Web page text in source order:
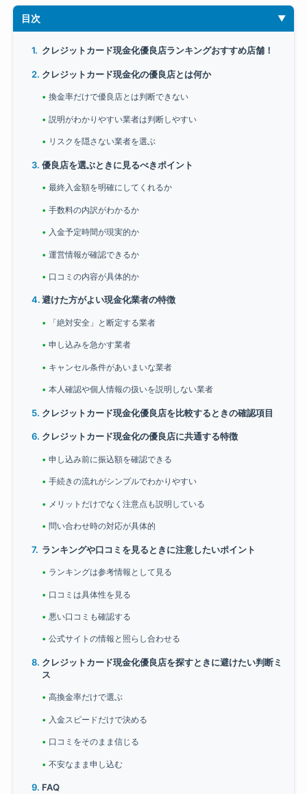
目次
クレジットカード現金化優良店ランキングおすすめ店舗！
クレジットカード現金化の優良店とは何か
換金率だけで優良店とは判断できない
説明がわかりやすい業者は判断しやすい
リスクを隠さない業者を選ぶ
優良店を選ぶときに見るべきポイント
最終入金額を明確にしてくれるか
手数料の内訳がわかるか
入金予定時間が現実的か
運営情報が確認できるか
口コミの内容が具体的か
避けた方がよい現金化業者の特徴
「絶対安全」と断定する業者
申し込みを急かす業者
キャンセル条件があいまいな業者
本人確認や個人情報の扱いを説明しない業者
クレジットカード現金化優良店を比較するときの確認項目
クレジットカード現金化の優良店に共通する特徴
申し込み前に振込額を確認できる
手続きの流れがシンプルでわかりやすい
メリットだけでなく注意点も説明している
問い合わせ時の対応が具体的
ランキングや口コミを見るときに注意したいポイント
ランキングは参考情報として見る
口コミは具体性を見る
悪い口コミも確認する
公式サイトの情報と照らし合わせる
クレジットカード現金化優良店を探すときに避けたい判断ミ
ス
高換金率だけで選ぶ
入金スピードだけで決める
口コミをそのまま信じる
不安なまま申し込む
FAQ